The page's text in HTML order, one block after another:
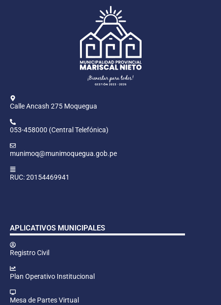
Calle Ancash 275 Moquegua
053-458000 (Central Telefónica)
munimoq@munimoquegua.gob.pe
RUC: 20154469941
APLICATIVOS MUNICIPALES
Registro Civil
Plan Operativo Institucional
Mesa de Partes Virtual